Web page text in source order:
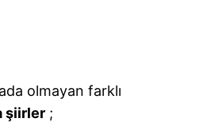
olmayan farklı
şiirler ;